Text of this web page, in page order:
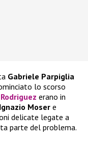
Gabriele Parpiglia
lo scorso
erano in
Ignazio Moser e
delicate legate a
parte del problema.